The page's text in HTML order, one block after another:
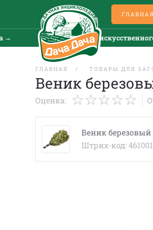
Все новости искусственного
ГЛАВНАЯ ТОВАРЫ ДЛЯ
Веник
Оценка:
Веник
Штрих-код: